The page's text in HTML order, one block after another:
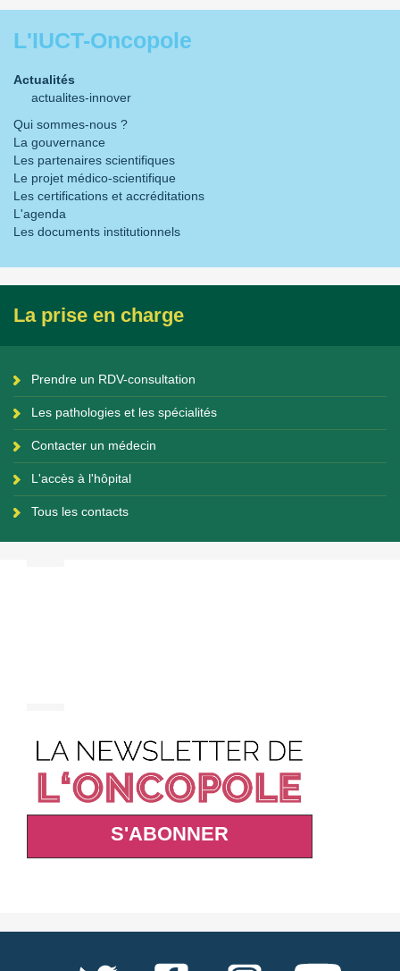
L'IUCT-Oncopole
Actualités
actualites-innover
Qui sommes-nous ?
La gouvernance
Les partenaires scientifiques
Le projet médico-scientifique
Les certifications et accréditations
L'agenda
Les documents institutionnels
La prise en charge
Prendre un RDV-consultation
Les pathologies et les spécialités
Contacter un médecin
L'accès à l'hôpital
Tous les contacts
S'ABONNER